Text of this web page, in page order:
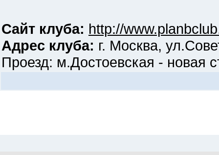
Сайт клуба: http://
Адрес клуба: г. Москва,
Проезд: м.Достоевская - новая